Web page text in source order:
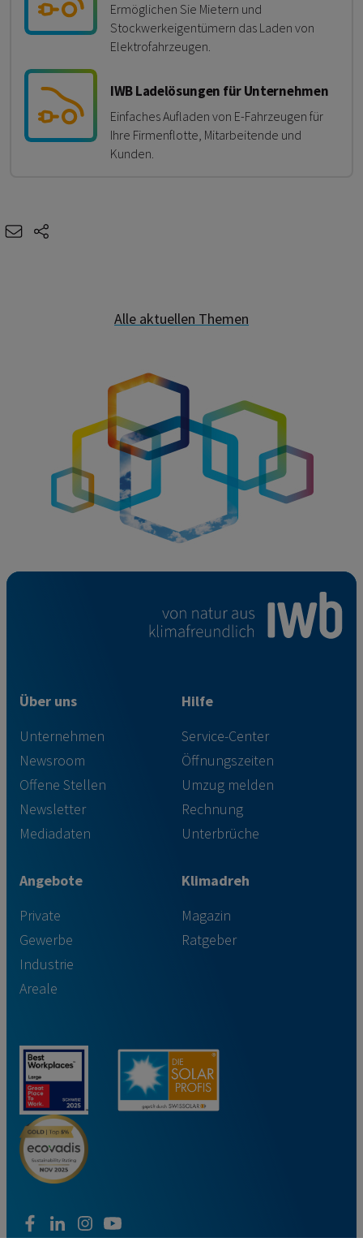
Ermöglichen Sie Mietern und
Stockwerkeigentümern das Laden von
Elektrofahrzeugen.
IWB Ladelösungen für Unternehmen
Einfaches Aufladen von E-Fahrzeugen für
Ihre Firmenflotte, Mitarbeitende und
Kunden.
e-mail
Alle aktuellen Themen
Über uns
Unternehmen
Newsroom
Offene Stellen
Newsletter
Mediadaten
Hilfe
Service-Center
Öffnungszeiten
Umzug melden
Rechnung
Unterbrüche
Angebote
Private
Gewerbe
Industrie
Areale
Klimadreh
Magazin
Ratgeber
facebook
linkedininstagram
youtube